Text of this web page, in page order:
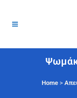
Home >